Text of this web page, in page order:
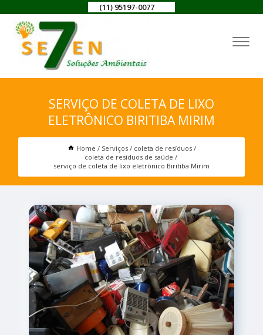
(11) 95197-0077
SERVIÇO DE COLETA DE LIXO
ELETRÔNICO BIRITIBA MIRIM
Home Serviços
coleta de resíduos
coleta de resíduos de saúde
serviço de coleta de lixo eletrônico Biritiba Mirim